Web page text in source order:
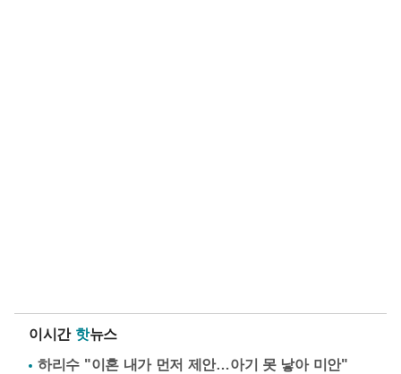
이시간 핫뉴스
하리수 "이혼 내가 먼저 제안…아기 못 낳아 미안"